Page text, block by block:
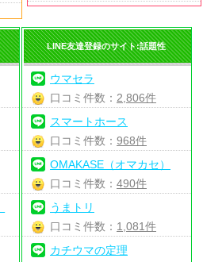
LINE友達登録のサイト:話題性
ウマセラ
口コミ件数： 2,806件
スマートホース
口コミ件数： 968件
OMAKASE（オマカセ）
口コミ件数： 490件
うまトリ
口コミ件数： 1,081件
カチウマの定理